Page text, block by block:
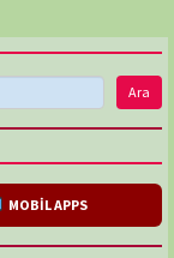
Ara
MOBİL APPS